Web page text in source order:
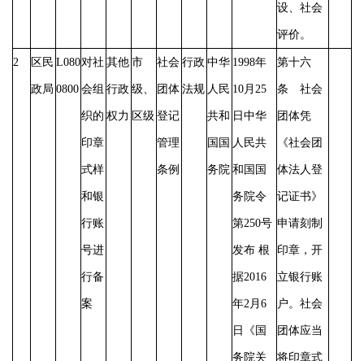
设、社会
评价。
2 区民
政局
L080
0800
对社
会组
织的
印章
式样
和银
行账
号进
行备
案
其他
行政
权力
市
级、
区级
社会
团体
登记
管理
条例
行政
法规
中华
人民
共和
国国
务院
1998年
10月25
日中华
人民共
和国国
务院令
第250号
发布 根
据2016
年2月6
日《国
务院关
第十六
条 社会
团体凭
《社会团
体法人登
记证书》
申请刻制
印章，开
立银行账
户。社会
团体应当
将印章式